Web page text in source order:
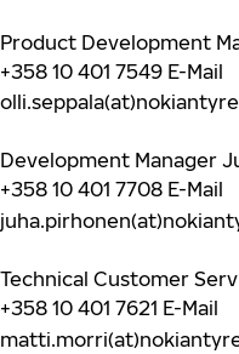
Product Development
+358 10 401 7549 E-Mail
Development Manager
+358 10 401 7708 E-Mail
Technical Customer
+358 10 401 7621 E-Mail